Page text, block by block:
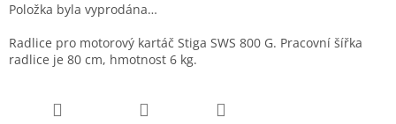
Položka byla vyprodána…
Radlice pro motorový kartáč Stiga SWS 800 G. Pracovní šířka
radlice je 80 cm, hmotnost 6 kg.